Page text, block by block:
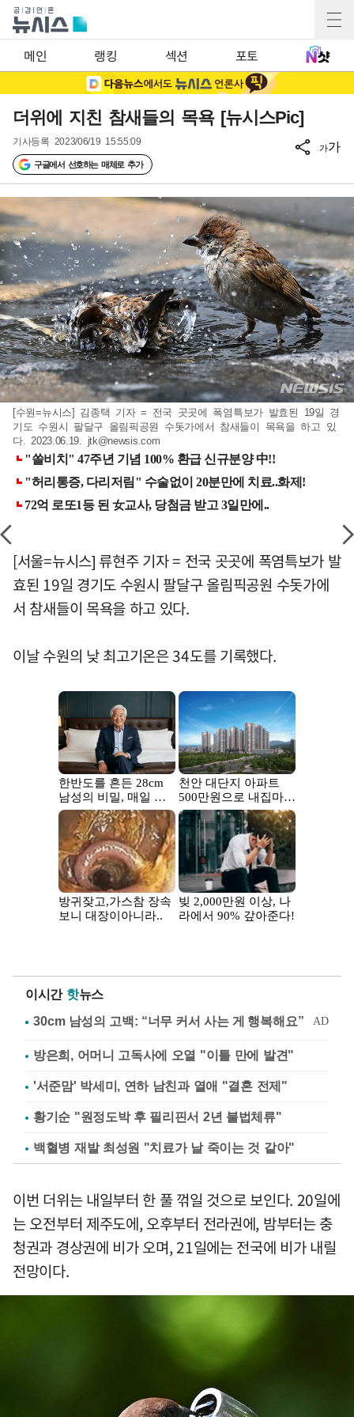
메인 랭킹 섹션 포토
더위에 지친 참새들의 목욕 [뉴시스Pic]
기사등록 2023/06/19 15:55:09
구글에서 선호하는 매체로 추가
가가
[수원=뉴시스] 김종택 기자 = 전국 곳곳에 폭염특보가 발효된 19일 경
기도 수원시 팔달구 올림픽공원 수돗가에서 참새들이 목욕을 하고 있
다. 2023.06.19. jtk@newsis.com
[서울=뉴시스] 류현주 기자 = 전국 곳곳에 폭염특보가 발
효된 19일 경기도 수원시 팔달구 올림픽공원 수돗가에
서 참새들이 목욕을 하고 있다.
이날 수원의 낮 최고기온은 34도를 기록했다.
이시간 핫뉴스
방은희, 어머니 고독사에 오열 "이틀 만에 발견"
'서준맘' 박세미, 연하 남친과 열애 "결혼 전제"
황기순 "원정도박 후 필리핀서 2년 불법체류"
백혈병 재발 최성원 "치료가 날 죽이는 것 같아"
이번 더위는 내일부터 한 풀 꺾일 것으로 보인다. 20일에
는 오전부터 제주도에, 오후부터 전라권에, 밤부터는 충
청권과 경상권에 비가 오며, 21일에는 전국에 비가 내릴
전망이다.